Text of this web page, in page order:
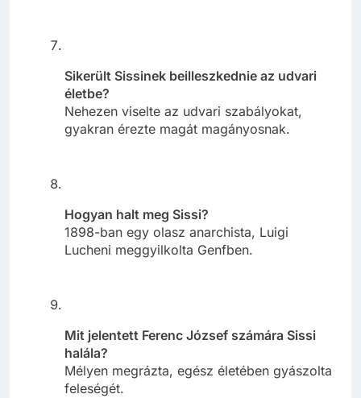
Sikerült Sissinek beilleszkednie az udvari
életbe?
Nehezen viselte az udvari szabályokat,
gyakran érezte magát magányosnak.
Hogyan halt meg Sissi?
1898-ban egy olasz anarchista, Luigi
Lucheni meggyilkolta Genfben.
Mit jelentett Ferenc József számára Sissi
halála?
Mélyen megrázta, egész életében gyászolta
feleségét.